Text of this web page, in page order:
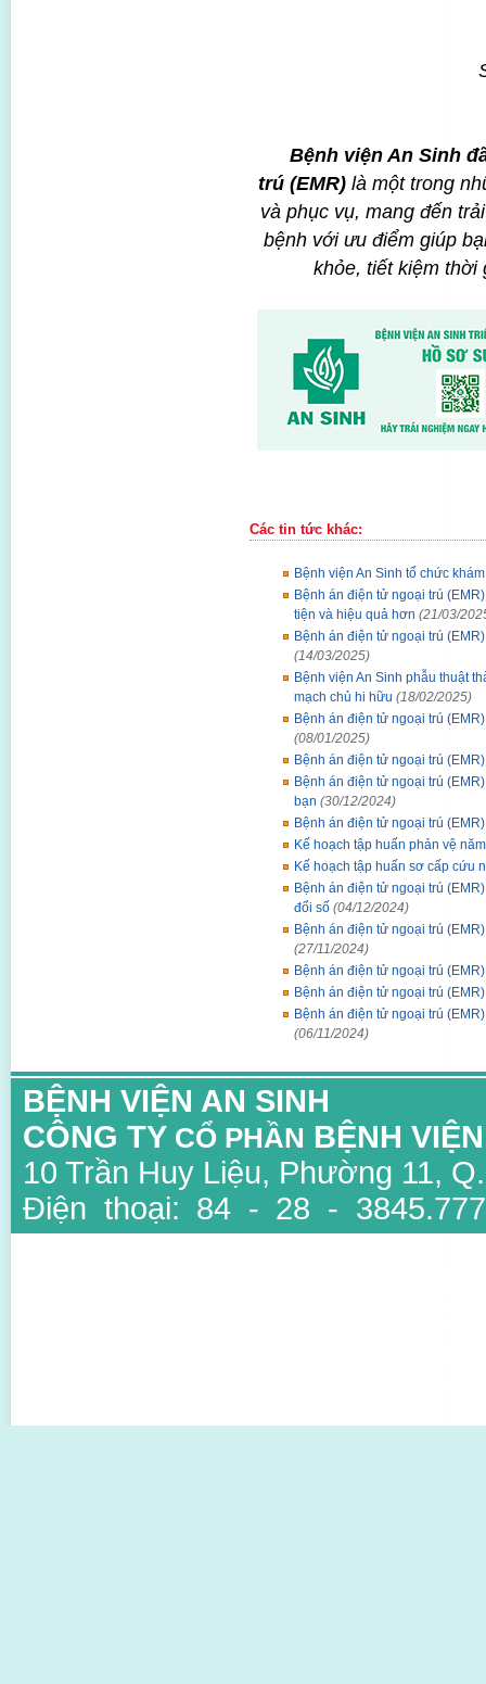
Bệnh viện An Sinh
trú (EMR)là một trong
và phục vụ, mang đến
bệnh với ưu điểm giúp
khỏe, tiết kiệm thời
Các tin tức khác:
Bệnh viện An Sinh tổ chức
Bệnh án điện tử ngoại trú
tiện và hiệu quả hơn (21/03/
Bệnh án điện tử ngoại trú
(14/03/2025)
Bệnh viện An Sinh phẫu thuật
mạch chủ hi hữu (18/02/2025)
Bệnh án điện tử ngoại trú
(08/01/2025)
Bệnh án điện tử ngoại trú
Bệnh án điện tử ngoại trú
bạn (30/12/2024)
Bệnh án điện tử ngoại trú
Kế hoạch tập huấn phản vệ
Kế hoạch tập huấn sơ cấp cứu
Bệnh án điện tử ngoại trú
đổi số (04/12/2024)
Bệnh án điện tử ngoại trú
(27/11/2024)
Bệnh án điện tử ngoại trú
Bệnh án điện tử ngoại trú
Bệnh án điện tử ngoại trú
(06/11/2024)
BỆNH VIỆN AN SINH
CÔNG TY CỔ PHẦN BỆNH
10 Trần Huy Liệu, Phường 11,
Điện thoại: 84 - 28 -
3847.6734